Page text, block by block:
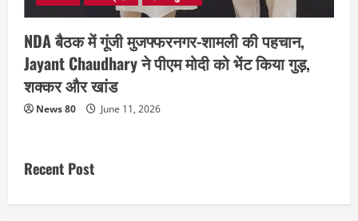
NDA बैठक में गूंजी मुजफ्फरनगर-शामली की पहचान,
Jayant Chaudhary ने पीएम मोदी को भेंट किया गुड़,
शक्कर और खांड
News 80 June 11, 2026
Recent Post